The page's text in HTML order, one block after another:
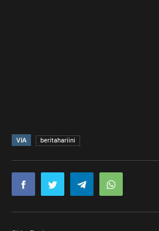
VIA beritahariini